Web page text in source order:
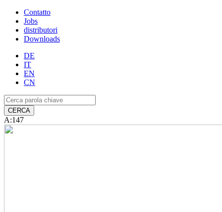
Contatto
Jobs
distributori
Downloads
DE
IT
EN
CN
A:147